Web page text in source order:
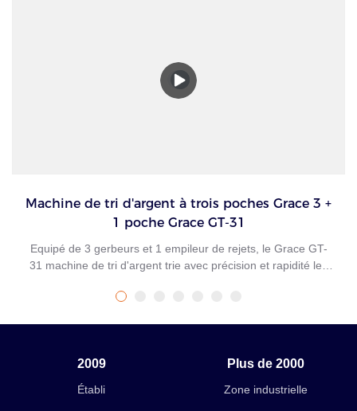
Machine de tri d'argent à trois poches Grace 3 +
1 poche Grace GT-31
Equipé de 3 gerbeurs et 1 empileur de rejets, le Grace GT-
31 machine de tri d'argent trie avec précision et rapidité les
dénomination, face et orientation. Adaptée à de multiples
billets de banque en agence, même dans les endroits où
l'espace est limité. Un billet de bureau de taille moyenne
2009
Établi
Plus de 2000
Zone industrielle